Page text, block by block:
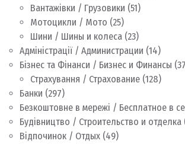
Вантажівки / Грузовики (51)
Мотоцикли / Мото (25)
Шини / Шины и колеса (23)
Адміністрації / Администрации (14)
Бізнес та Фінанси / Бизнес и Финансы
Страхування / Страхование (128)
Банки (297)
Безкоштовне в мережі / Бесплатное в
Будівництво / Строительство и отделка
Відпочинок / Отдых (49)